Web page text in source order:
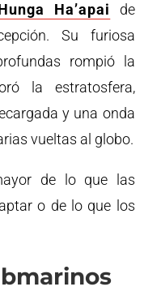
Ha’apai
de
Su furiosa
rompió la
la estratosfera,
y una onda
vueltas al globo.
de lo que las
o de lo que los